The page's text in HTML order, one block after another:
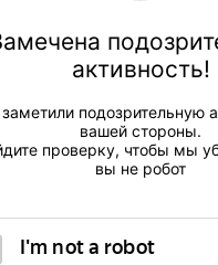
активность!
подозрительную
вашей стороны.
проверку, чтобы мы
вы не робот